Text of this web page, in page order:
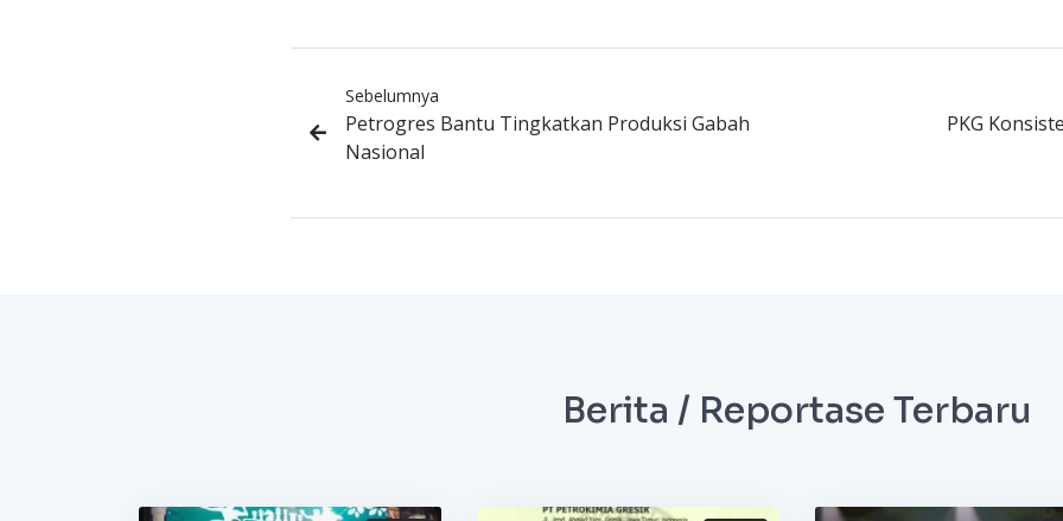
Sebelumnya
Petrogres Bantu Tingkatkan Produksi Gabah
Nasional
PKG
Berita / Reportase Terbaru